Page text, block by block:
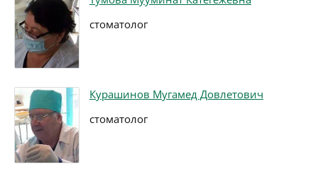
стоматолог
Курашинов Мугамед Довлетович
стоматолог